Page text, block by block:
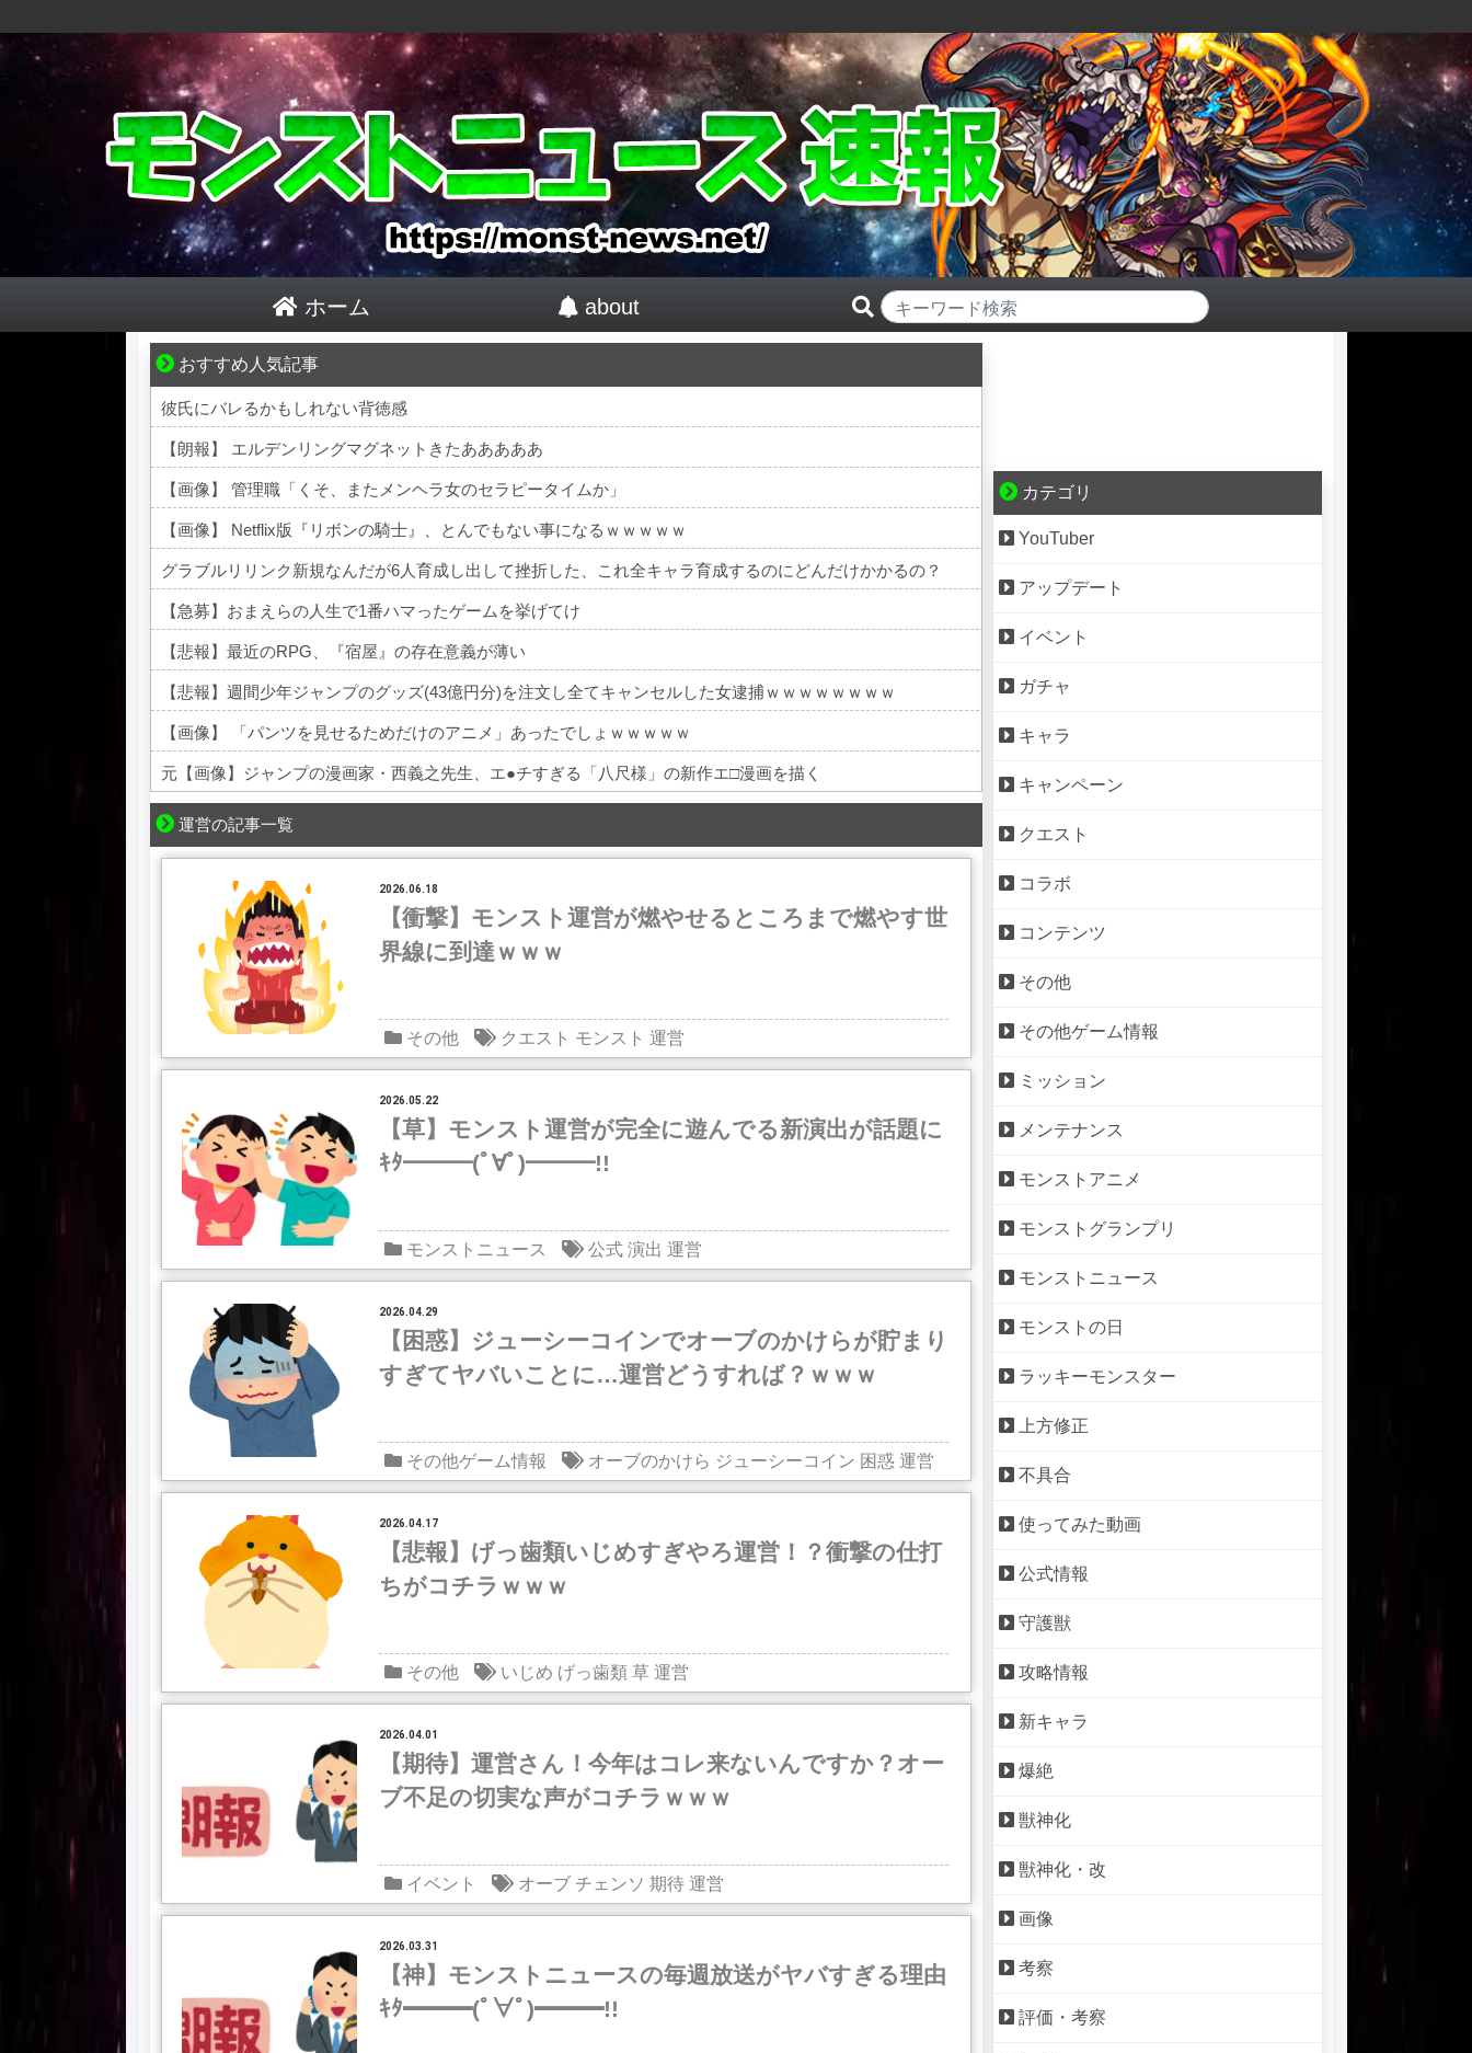
ホーム about
おすすめ人気記事
ぜんぶ私が中心、そう思った瞬間から歪み出す
彼氏にバレるかもしれない背徳感
【朗報】 エルデンリングマグネットきたあああああ
【画像】 管理職「くそ、またメンヘラ女のセラピータイムか」
【画像】 Netflix版『リボンの騎士』、とんでもない事になるｗｗｗｗｗ
グラブルリリンク新規なんだが6人育成し出して挫折した、これ全キャラ育成するのにどんだけかかるの？
【急募】おまえらの人生で1番ハマったゲームを挙げてけ
【悲報】最近のRPG、『宿屋』の存在意義が薄い
【悲報】週間少年ジャンプのグッズ(43億円分)を注文し全てキャンセルした女逮捕ｗｗｗｗｗｗｗｗ
【画像】 「パンツを見せるためだけのアニメ」あったでしょｗｗｗｗｗ
元【画像】ジャンプの漫画家・西義之先生、エ●チすぎる「八尺様」の新作エ□漫画を描く
Powered by livedoor 相互RSS
運営の記事一覧
2026.06.18
【衝撃】モンスト運営が燃やせるところまで燃やす世
界線に到達ｗｗｗ
その他 クエスト モンスト 運営
2026.05.22
【草】モンスト運営が完全に遊んでる新演出が話題に
ｷﾀ━━━(ﾟ∀ﾟ)━━━!!
モンストニュース 公式 演出 運営
2026.04.29
【困惑】ジューシーコインでオーブのかけらが貯まり
すぎてヤバいことに…運営どうすれば？ｗｗｗ
その他ゲーム情報 オーブのかけら ジューシーコイン 困惑 運営
2026.04.17
【悲報】げっ歯類いじめすぎやろ運営！？衝撃の仕打
ちがコチラｗｗｗ
その他 いじめ げっ歯類 草 運営
2026.04.01
【期待】運営さん！今年はコレ来ないんですか？オー
ブ不足の切実な声がコチラｗｗｗ
イベント オーブ チェンソ 期待 運営
2026.03.31
【神】モンストニュースの毎週放送がヤバすぎる理由
ｷﾀ━━━(ﾟ∀ﾟ)━━━!!
カテゴリ
YouTuber
アップデート
イベント
ガチャ
キャラ
キャンペーン
クエスト
コラボ
コンテンツ
その他
その他ゲーム情報
ミッション
メンテナンス
モンストアニメ
モンストグランプリ
モンストニュース
モンストの日
ラッキーモンスター
上方修正
不具合
使ってみた動画
公式情報
守護獣
攻略情報
新キャラ
爆絶
獣神化
獣神化・改
画像
考察
評価・考察